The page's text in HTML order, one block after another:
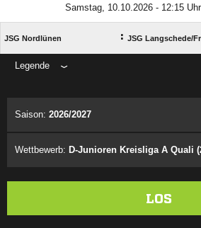
Samstag, 10.10.2026 - 12:15
JSG Nordlünen : JSG Langschede/​
Legende
Saison: 2026/2027
Wettbewerb: D-Junioren Kreisliga A Quali
LOS